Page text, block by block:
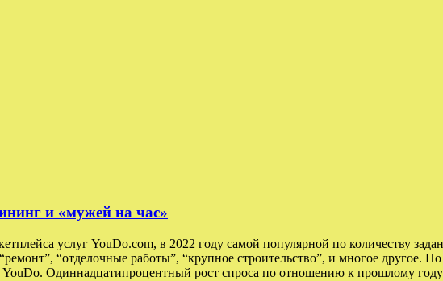
и «мужей на час»
услуг YouDo.com, в 2022 году самой популярной по количеству
“отделочные работы”, “крупное строительство”, и многое
Одиннадцатипроцентный рост спроса по отношению к прошлому